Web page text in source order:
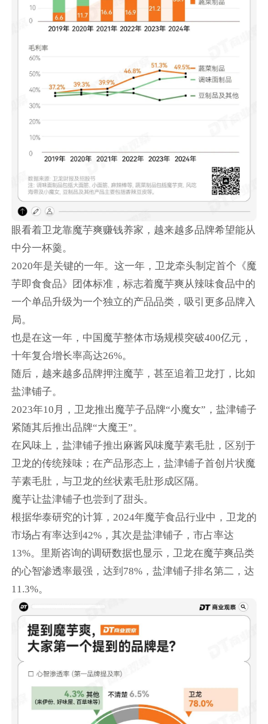
眼看着卫龙靠魔芋爽赚钱养家，越来越多品牌希望能从
中分一杯羹。
2020年是关键的一年。这一年，卫龙牵头制定首个《魔
芋即食食品》团体标准，标志着魔芋爽从辣味食品中的
一个单品升级为一个独立的产品品类，吸引更多品牌入
局。
也是在这一年，中国魔芋整体市场规模突破400亿元，
十年复合增长率高达26%。
随后，越来越多品牌押注魔芋，甚至追着卫龙打，比如
盐津铺子。
2023年10月，卫龙推出魔芋子品牌“小魔女”，盐津铺子
紧随其后推出品牌“大魔王”。
在风味上，盐津铺子推出麻酱风味魔芋素毛肚，区别于
卫龙的传统辣味；在产品形态上，盐津铺子首创片状魔
芋素毛肚，与卫龙的丝状素毛肚形成区隔。
魔芋让盐津铺子也尝到了甜头。
根据华泰研究的计算，2024年魔芋食品行业中，卫龙的
市场占有率达到42%，其次是盐津铺子，市占率达
13%。里斯咨询的调研数据也显示，卫龙在魔芋爽品类
的心智渗透率最强，达到78%，盐津铺子排名第二，达
11.3%。